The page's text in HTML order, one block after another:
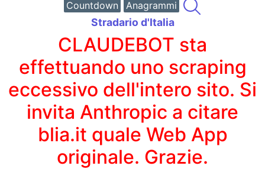
Countdown
Anagrammi
Stradario d'Italia
CLAUDEBOT sta
effettuando uno scraping
eccessivo dell'intero sito. Si
invita Anthropic a citare
blia.it quale Web App
originale. Grazie.